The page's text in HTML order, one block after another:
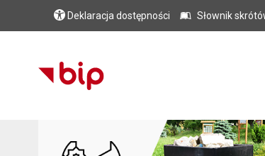
Deklaracja dostępności Słownik